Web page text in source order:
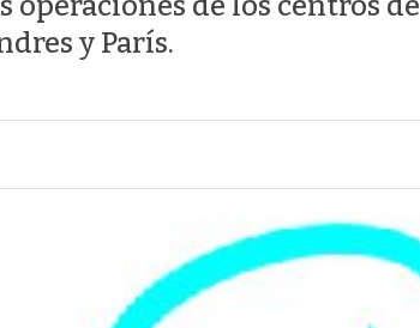
y París.